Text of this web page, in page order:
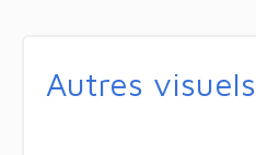
Autres visuels